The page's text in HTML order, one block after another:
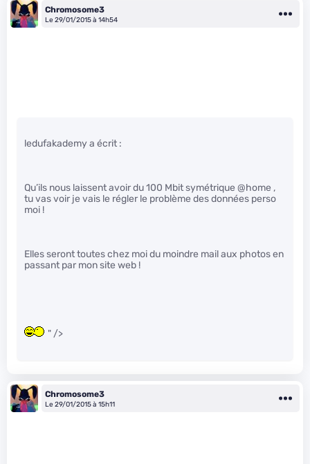
Chromosome3
Le 29/01/2015 à 14h54
ledufakademy a écrit :
Qu’ils nous laissent avoir du 100 Mbit symétrique @home ,
tu vas voir je vais le régler le problème des données perso
moi !
Elles seront toutes chez moi du moindre mail aux photos en
passant par mon site web !
" />
Chromosome3
Le 29/01/2015 à 15h11